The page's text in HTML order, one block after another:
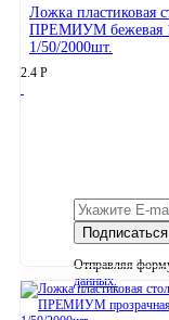
Ложка пластиковая
ПРЕМИУМ бежевая
1/50/2000шт.
2.4 Р
Отправляя
данных.